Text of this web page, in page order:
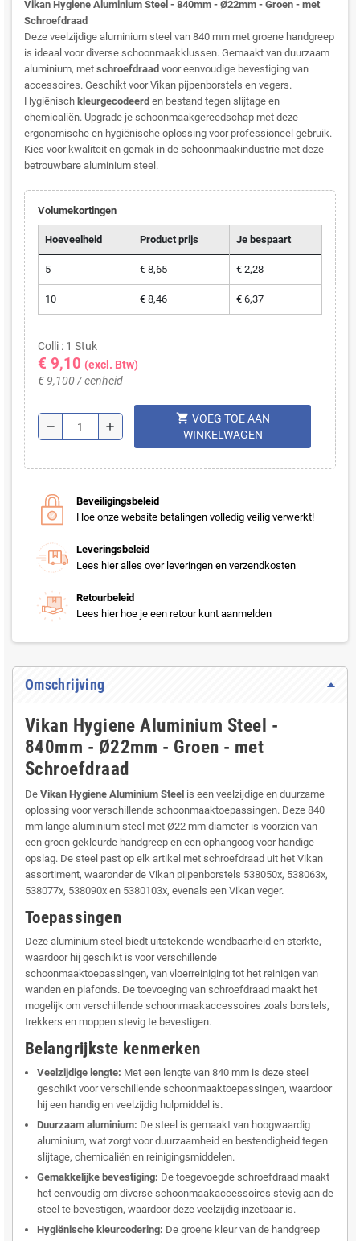
Vikan Hygiene Aluminium Steel - 840mm - Ø22mm - Groen - met
Schroefdraad
Deze veelzijdige aluminium steel van 840 mm met groene handgreep
is ideaal voor diverse schoonmaakklussen. Gemaakt van duurzaam
aluminium, met schroefdraad voor eenvoudige bevestiging van
accessoires. Geschikt voor Vikan pijpenborstels en vegers.
Hygiënisch kleurgecodeerd en bestand tegen slijtage en
chemicaliën. Upgrade je schoonmaakgereedschap met deze
ergonomische en hygiënische oplossing voor professioneel gebruik.
Kies voor kwaliteit en gemak in de schoonmaakindustrie met deze
betrouwbare aluminium steel.
Volumekortingen
Hoeveelheid Product prijs Je bespaart
5 € 8,65 € 2,28
10 € 8,46 € 6,37
Colli : 1 Stuk
€ 9,10 (excl. Btw)
€ 9,100 / eenheid
remove add
shopping_cart VOEG TOE AAN
WINKELWAGEN
Beveiligingsbeleid
Hoe onze website betalingen volledig veilig verwerkt!
Leveringsbeleid
Lees hier alles over leveringen en verzendkosten
Retourbeleid
Lees hier hoe je een retour kunt aanmelden
Omschrijving
Vikan Hygiene Aluminium Steel -
840mm - Ø22mm - Groen - met
Schroefdraad
De Vikan Hygiene Aluminium Steel is een veelzijdige en duurzame
oplossing voor verschillende schoonmaaktoepassingen. Deze 840
mm lange aluminium steel met Ø22 mm diameter is voorzien van
een groen gekleurde handgreep en een ophangoog voor handige
opslag. De steel past op elk artikel met schroefdraad uit het Vikan
assortiment, waaronder de Vikan pijpenborstels 538050x, 538063x,
538077x, 538090x en 5380103x, evenals een Vikan veger.
Toepassingen
Deze aluminium steel biedt uitstekende wendbaarheid en sterkte,
waardoor hij geschikt is voor verschillende
schoonmaaktoepassingen, van vloerreiniging tot het reinigen van
wanden en plafonds. De toevoeging van schroefdraad maakt het
mogelijk om verschillende schoonmaakaccessoires zoals borstels,
trekkers en moppen stevig te bevestigen.
Belangrijkste kenmerken
Veelzijdige lengte: Met een lengte van 840 mm is deze steel
geschikt voor verschillende schoonmaaktoepassingen, waardoor
hij een handig en veelzijdig hulpmiddel is.
Duurzaam aluminium: De steel is gemaakt van hoogwaardig
aluminium, wat zorgt voor duurzaamheid en bestendigheid tegen
slijtage, chemicaliën en reinigingsmiddelen.
Gemakkelijke bevestiging: De toegevoegde schroefdraad maakt
het eenvoudig om diverse schoonmaakaccessoires stevig aan de
steel te bevestigen, waardoor deze veelzijdig inzetbaar is.
Hygiënische kleurcodering: De groene kleur van de handgreep